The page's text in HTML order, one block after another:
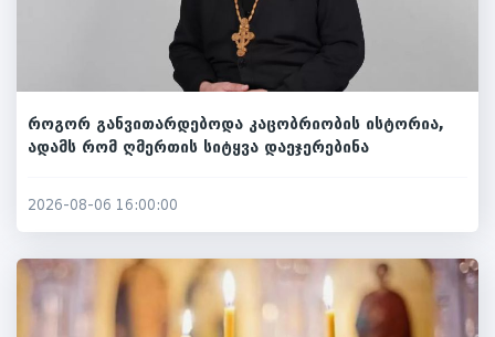
როგორ განვითარდებოდა კაცობრიობის ისტორია,
ადამს რომ ღმერთის სიტყვა დაეჯერებინა
2026-08-06 16:00:00